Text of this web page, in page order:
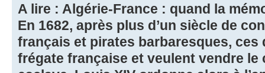
A lire : Algérie-France : quand la
En 1682, après plus d’un siècle de
français et pirates barbaresques,
frégate française et veulent vendre le